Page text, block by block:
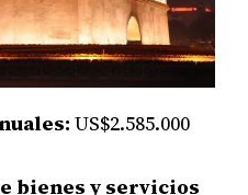
US$2.585.000
bienes y servicios